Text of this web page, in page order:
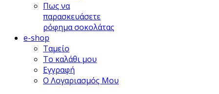
Πως να
παρασκευάσετε
ρόφημα σοκολάτας
e-shop
Ταμείο
Το καλάθι μου
Εγγραφή
Ο Λογαριασμός Μου